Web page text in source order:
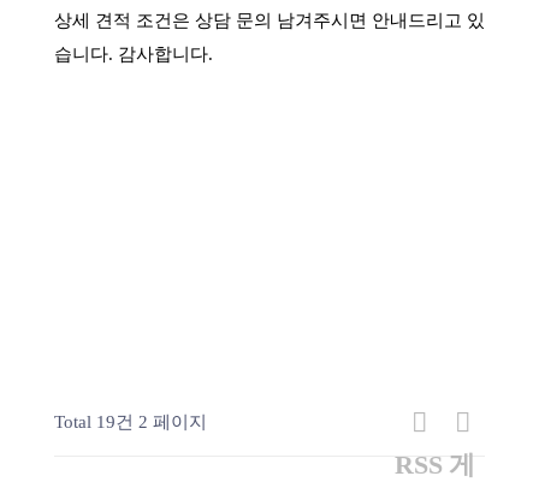
상세 견적 조건은 상담 문의 남겨주시면 안내드리고 있
습니다. 감사합니다.
Total 19건 2 페이지
RSS 게